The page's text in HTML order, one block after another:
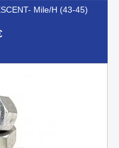
Mile/h (43-45)